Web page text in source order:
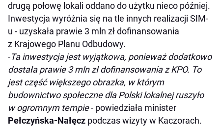
drugą połowę lokali oddano do użytku nieco później.
Inwestycja wyróżnia się na tle innych realizacji SIM-
u - uzyskała prawie 3 mln zł dofinansowania
z Krajowego Planu Odbudowy.
-Ta inwestycja jest wyjątkowa, ponieważ dodatkowo
dostała prawie 3 mln zł dofinansowania z KPO. To
jest część większego obrazka, w którym
budownictwo społeczne dla Polski lokalnej ruszyło
w ogromnym tempie- powiedziała minister
Pełczyńska-Nałęcz podczas wizyty w Kaczorach.